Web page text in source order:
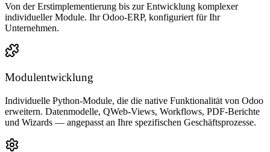
Von der Erstimplementierung bis zur Entwicklung komplexer
individueller Module. Ihr Odoo-ERP, konfiguriert für Ihr
Unternehmen.
Modulentwicklung
Individuelle Python-Module, die die native Funktionalität von Odoo
erweitern. Datenmodelle, QWeb-Views, Workflows, PDF-Berichte
und Wizards — angepasst an Ihre spezifischen Geschäftsprozesse.